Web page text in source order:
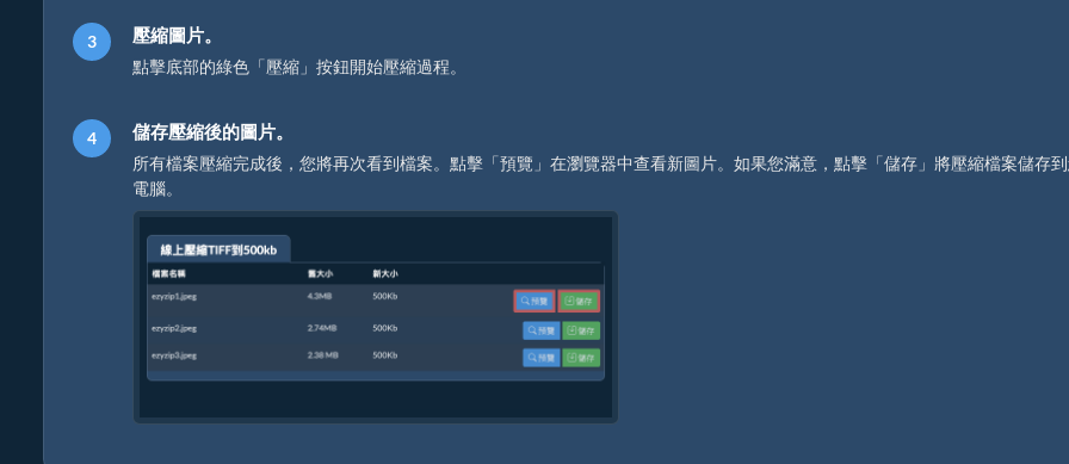
壓縮圖片。
點擊底部的綠色「壓縮」按鈕開始壓縮過程。
儲存壓縮後的圖片。
所有檔案壓縮完成後，您將再次看到檔案。點擊「預覽」在瀏覽器中查看新圖片。如果您滿意，點擊「儲存」將壓縮檔案儲存
電腦。